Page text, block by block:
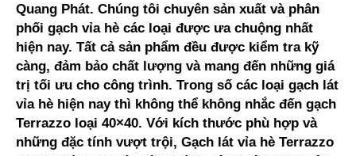
Quang Phát. Chúng tôi chuyên sản xuất và phân
phối gạch vỉa hè các loại được ưa chuộng nhất
hiện nay. Tất cả sản phẩm đều được kiểm tra kỹ
càng, đảm bảo chất lượng và mang đến những giá
trị tối ưu cho công trình. Trong số các loại gạch lát
vỉa hè hiện nay thì không thể không nhắc đến gạch
Terrazzo loại 40×40. Với kích thước phù hợp và
những đặc tính vượt trội, Gạch lát vỉa hè Terrazzo